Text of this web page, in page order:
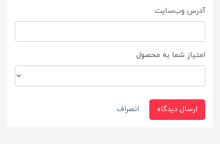
آدرس وب‌سایت
امتیاز شما به محصول
ارسال دیدگاه انصراف